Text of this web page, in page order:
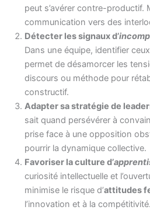
peut s’avérer contre-productif.
communication vers des
Détecter les signaux d’
Dans une équipe, identifier
permet de désamorcer les
discours ou méthode pour
constructif.
Adapter sa stratégie de
sait quand persévérer à
prise face à une opposition
pourrir la dynamique collective.
Favoriser la culture d’
curiosité intellectuelle et
minimise le risque d’attitudes
l’innovation et à la compétitivité.